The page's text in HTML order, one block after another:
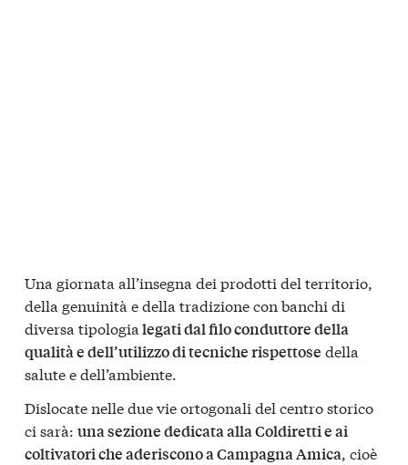
Una giornata all’insegna dei prodotti del territorio,
della genuinità e della tradizione con banchi di
diversa tipologia legati dal filo conduttore della
qualità e dell’utilizzo di tecniche rispettose della
salute e dell’ambiente.
Dislocate nelle due vie ortogonali del centro storico
ci sarà: una sezione dedicata alla Coldiretti e ai
coltivatori che aderiscono a Campagna Amica, cioè